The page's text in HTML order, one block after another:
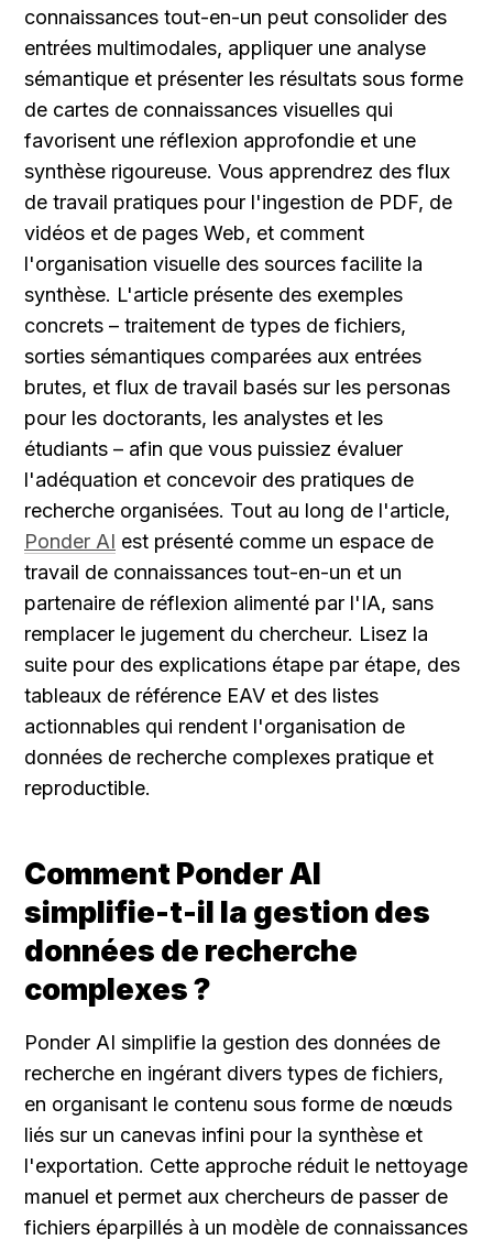
connaissances tout-en-un peut consolider des
entrées multimodales, appliquer une analyse
sémantique et présenter les résultats sous forme
de cartes de connaissances visuelles qui
favorisent une réflexion approfondie et une
synthèse rigoureuse. Vous apprendrez des flux
de travail pratiques pour l'ingestion de PDF, de
vidéos et de pages Web, et comment
l'organisation visuelle des sources facilite la
synthèse. L'article présente des exemples
concrets – traitement de types de fichiers,
sorties sémantiques comparées aux entrées
brutes, et flux de travail basés sur les personas
pour les doctorants, les analystes et les
étudiants – afin que vous puissiez évaluer
l'adéquation et concevoir des pratiques de
Ponder AI est présenté comme un espace de
travail de connaissances tout-en-un et un
partenaire de réflexion alimenté par l'IA, sans
remplacer le jugement du chercheur. Lisez la
suite pour des explications étape par étape, des
tableaux de référence EAV et des listes
actionnables qui rendent l'organisation de
données de recherche complexes pratique et
reproductible.
Comment Ponder AI
simplifie-t-il la gestion des
données de recherche
complexes ?
Ponder AI simplifie la gestion des données de
recherche en ingérant divers types de fichiers,
en organisant le contenu sous forme de nœuds
liés sur un canevas infini pour la synthèse et
l'exportation. Cette approche réduit le nettoyage
manuel et permet aux chercheurs de passer de
fichiers éparpillés à un modèle de connaissances